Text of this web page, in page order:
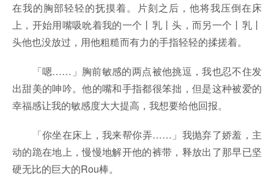
在我的胸部轻轻的抚摸着。片刻之后，他将我压倒在床
上，开始用嘴吸吮着我的一个丨乳丨头，而另一个丨乳丨
头他也没放过，用他粗糙而有力的手指轻轻的揉搓着。
「嗯……」胸前敏感的两点被他挑逗，我也忍不住发
出甜美的呻吟。他的嘴和手指都很笨拙，但是这种被爱的
幸福感让我的敏感度大大提高，我想要给他回报。
「你坐在床上，我来帮你弄……」我抛弃了娇羞，主
动的跪在地上，慢慢地解开他的裤带，释放出了那早已坚
硬无比的巨大的Rou棒。